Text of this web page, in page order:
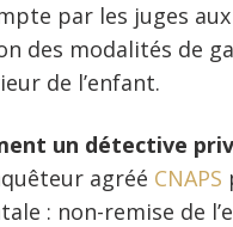
par les juges
des modalités de
de l’enfant.
un détective
agréé CNAPS
: non-remise de